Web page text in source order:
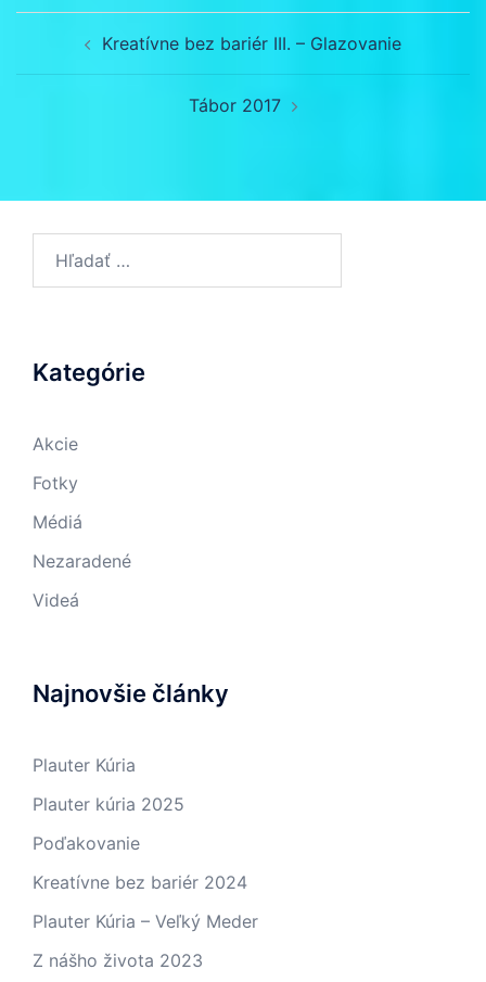
článkamiKreatívne bez bariér III. – Glazovanie
Tábor 2017
Kategórie
Akcie
Fotky
Médiá
Nezaradené
Videá
Najnovšie články
Plauter Kúria
Plauter kúria 2025
Poďakovanie
Kreatívne bez bariér 2024
Plauter Kúria – Veľký Meder
Z nášho života 2023